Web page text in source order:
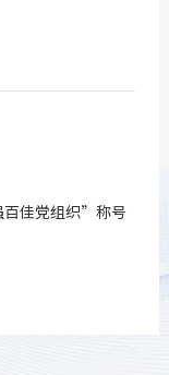
百佳党组织”称号